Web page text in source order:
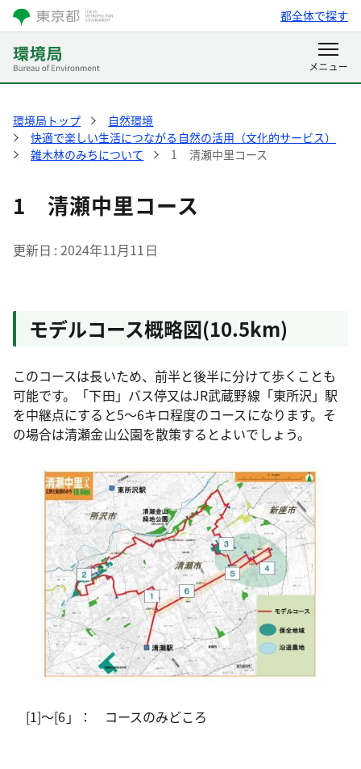
都全体で探す
環境局トップ
自然環境
快適で楽しい生活につながる自然の活用（文化的サービス）
雑木林のみちについて
1 清瀬中里コース
1 清瀬中里コース
更新日 2024年11月11日
モデルコース概略図(10.5km)
このコースは長いため、前半と後半に分けて歩くことも
可能です。「下田」バス停又はJR武蔵野線「東所沢」駅
を中継点にすると5～6キロ程度のコースになります。そ
の場合は清瀬金山公園を散策するとよいでしょう。
[1]～[6」： コースのみどころ